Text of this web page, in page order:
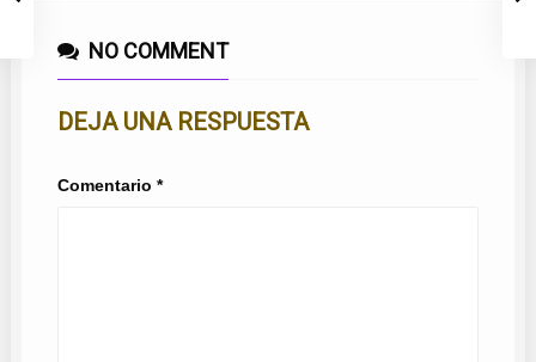
NO COMMENT
DEJA UNA RESPUESTA
Comentario *